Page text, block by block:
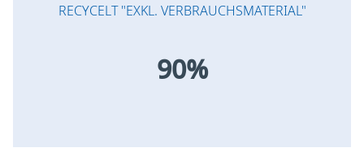
RECYCELT "EXKL. VERBRAUCHSMATERIAL"
90%